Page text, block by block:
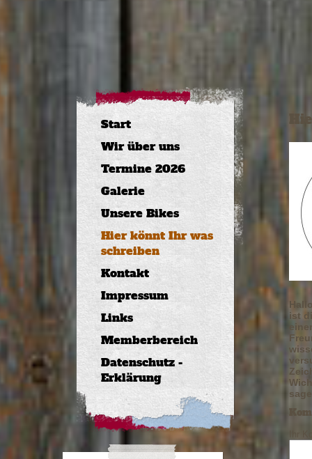
Start
Wir über uns
Termine 2026
Galerie
Unsere Bikes
Hier könnt Ihr was
schreiben
Kontakt
Impressum
Links
Memberbereich
Datenschutz -
Erklärung
ist